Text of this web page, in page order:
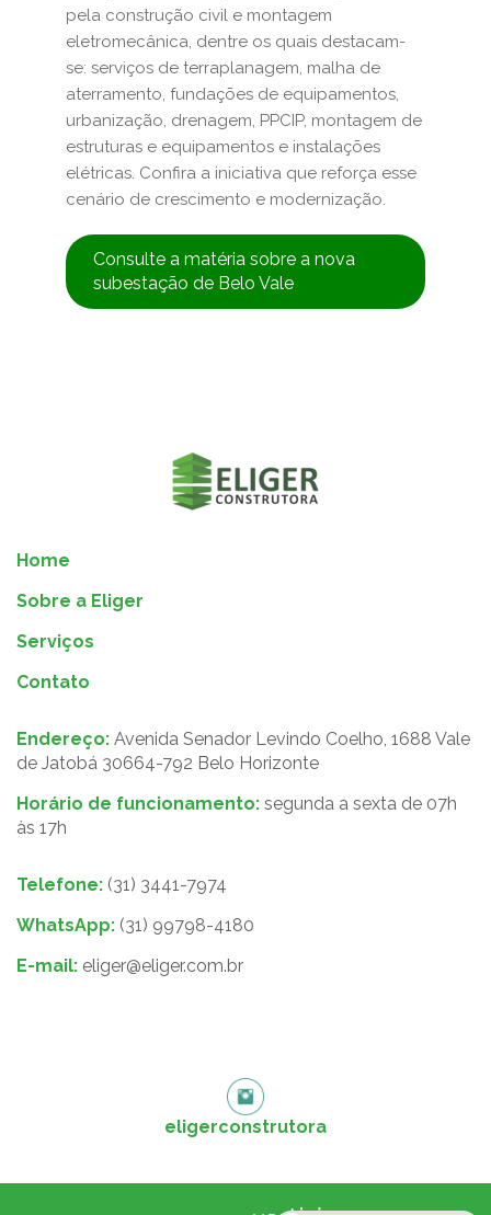
pela construção civil e montagem
eletromecânica, dentre os quais destacam-
se: serviços de terraplanagem, malha de
aterramento, fundações de equipamentos,
urbanização, drenagem, PPCIP, montagem de
estruturas e equipamentos e instalações
elétricas. Confira a iniciativa que reforça esse
cenário de crescimento e modernização.
Consulte a matéria sobre a nova
subestação de Belo Vale
Home
Sobre a Eliger
Serviços
Contato
Endereço: Avenida Senador Levindo Coelho, 1688 Vale
de Jatobá 30664-792 Belo Horizonte
Horário de funcionamento: segunda a sexta de 07h
às 17h
Telefone: (31) 3441-7974
WhatsApp: (31) 99798-4180
E-mail: eliger@eliger.com.br
eligerconstrutora